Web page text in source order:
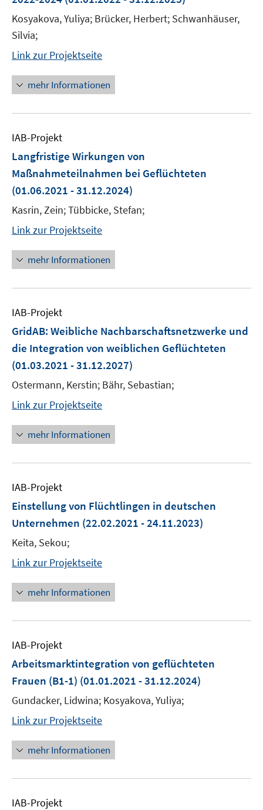
Kosyakova, Yuliya; Brücker, Herbert; Schwanhäuser,
Silvia;
Link zur Projektseite
mehr Informationen
IAB-Projekt
Langfristige Wirkungen von
Maßnahmeteilnahmen bei Geflüchteten
(01.06.2021 - 31.12.2024)
Kasrin, Zein; Tübbicke, Stefan;
Link zur Projektseite
mehr Informationen
IAB-Projekt
GridAB: Weibliche Nachbarschaftsnetzwerke und
die Integration von weiblichen Geflüchteten
(01.03.2021 - 31.12.2027)
Ostermann, Kerstin; Bähr, Sebastian;
Link zur Projektseite
mehr Informationen
IAB-Projekt
Einstellung von Flüchtlingen in deutschen
Unternehmen (22.02.2021 - 24.11.2023)
Keita, Sekou;
Link zur Projektseite
mehr Informationen
IAB-Projekt
Arbeitsmarktintegration von geflüchteten
Frauen (B1-1) (01.01.2021 - 31.12.2024)
Gundacker, Lidwina; Kosyakova, Yuliya;
Link zur Projektseite
mehr Informationen
IAB-Projekt